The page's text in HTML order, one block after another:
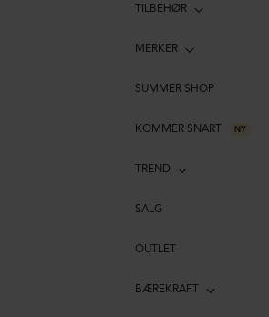
TILBEHØR
MERKER
SUMMER SHOP
KOMMER SNART NY
TREND
SALG
OUTLET
BÆREKRAFT